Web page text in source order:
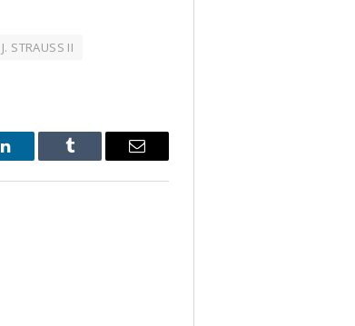
J. STRAUSS II
LinkedIn Tumblr Email